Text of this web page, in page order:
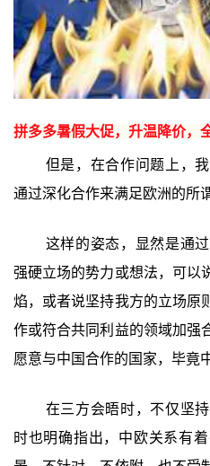
拼多多暑假大促，升温降价，
但是，在合作问题上，
通过深化合作来满足欧洲的所
这样的姿态，显然是通
强硬立场的势力或想法，可以
焰，或者说坚持我方的立场原
作或符合共同利益的领域加强
愿意与中国合作的国家，毕竟
在三方会晤时，不仅坚
时也明确指出，中欧关系有